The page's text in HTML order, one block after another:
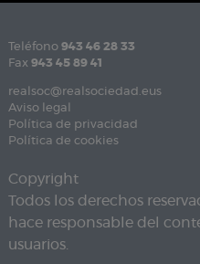
Teléfono 943 46 28 33
Fax 943 45 89 41
realsoc@realsociedad.eus
Aviso legal
Política de privacidad
Política de cookies
Copyright
Todos los derechos
hace responsable del
usuarios.